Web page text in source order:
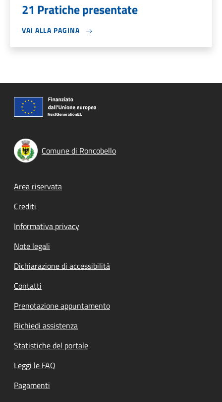
21 Pratiche presentate
VAI ALLA PAGINA
Comune di Roncobello
Footer menu
Area riservata
Crediti
Informativa privacy
Note legali
Dichiarazione di accessibilità
Contatti
Prenotazione appuntamento
Richiedi assistenza
Statistiche del portale
Leggi le FAQ
Pagamenti